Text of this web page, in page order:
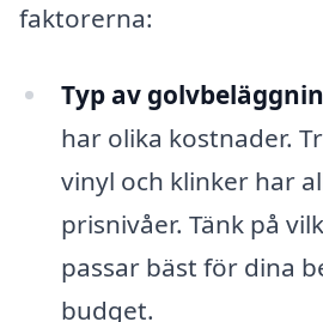
faktorerna:
Typ av
har olika kostnader.
vinyl och klinker har
prisnivåer. Tänk på
passar bäst för dina
budget.